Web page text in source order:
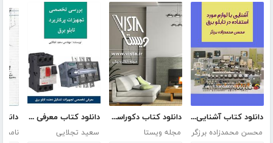
دانلود کتاب آشنایی با لوازم مورد استفاده در تابلو برق
محسن محمدزاده برزگر
دانلود کتاب دکوراسیون داخلی منزل
مجله ویستا
دانلود کتاب معرفی تجهیزات تابلوهای برق فشار ضعیف
سعید تجلایی